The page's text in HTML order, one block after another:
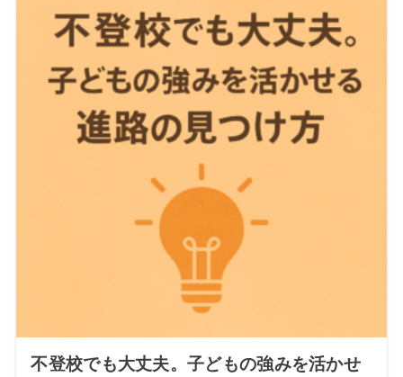
不登校でも大丈夫。子どもの強みを活かせ